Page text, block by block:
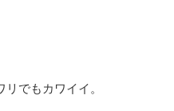
でもカワイイ。